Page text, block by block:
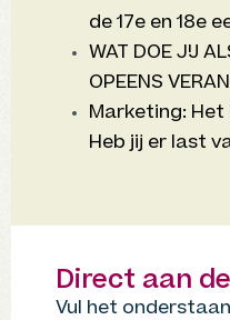
de 17e en 18e
WAT DOE JIJ
OPEENS
Marketing:
Heb jij er last
Direct aan
Vul het